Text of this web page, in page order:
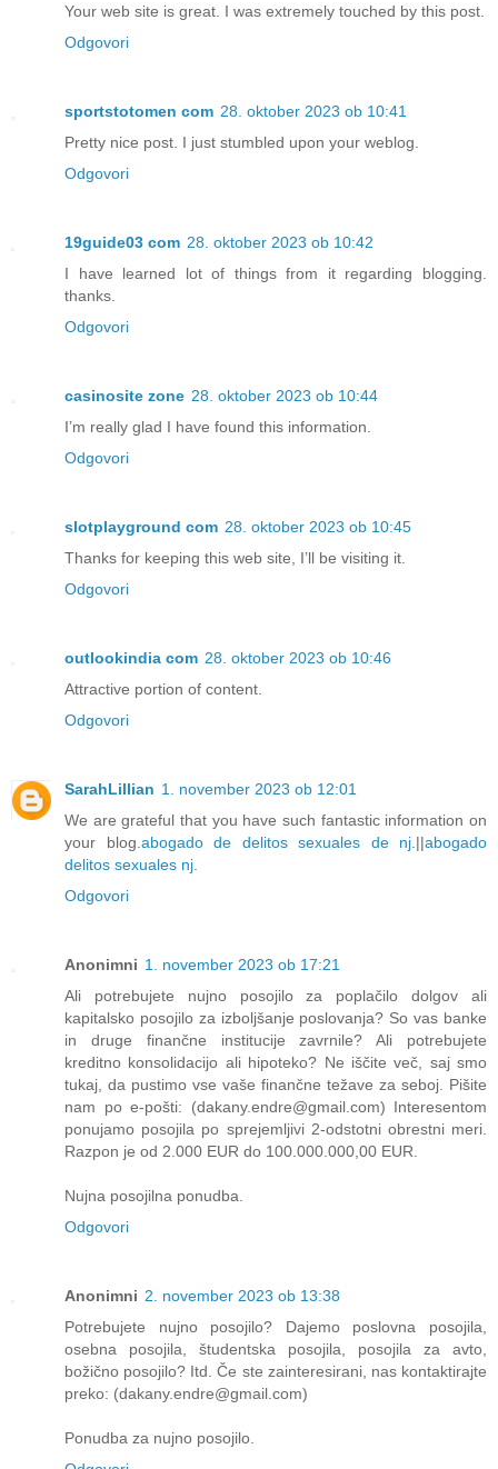
Your web site is great. I was extremely touched by this post.
Odgovori
sportstotomen com 28. oktober 2023 ob 10:41
Pretty nice post. I just stumbled upon your weblog.
Odgovori
19guide03 com 28. oktober 2023 ob 10:42
I have learned lot of things from it regarding blogging.
thanks.
Odgovori
casinosite zone 28. oktober 2023 ob 10:44
I’m really glad I have found this information.
Odgovori
slotplayground com 28. oktober 2023 ob 10:45
Thanks for keeping this web site, I’ll be visiting it.
Odgovori
outlookindia com 28. oktober 2023 ob 10:46
Attractive portion of content.
Odgovori
SarahLillian 1. november 2023 ob 12:01
We are grateful that you have such fantastic information on
your blog. abogado de delitos sexuales de nj .||abogado
delitos sexuales nj
Odgovori
Anonimni 1. november 2023 ob 17:21
Ali potrebujete nujno posojilo za poplačilo dolgov ali
kapitalsko posojilo za izboljšanje poslovanja? So vas banke
in druge finančne institucije zavrnile? Ali potrebujete
kreditno konsolidacijo ali hipoteko? Ne iščite več, saj smo
tukaj, da pustimo vse vaše finančne težave za seboj. Pišite
nam po e-pošti: (dakany.endre@gmail.com) Interesentom
ponujamo posojila po sprejemljivi 2-odstotni obrestni meri.
Razpon je od 2.000 EUR do 100.000.000,00 EUR.
Nujna posojilna ponudba.
Odgovori
Anonimni 2. november 2023 ob 13:38
Potrebujete nujno posojilo? Dajemo poslovna posojila,
osebna posojila, študentska posojila, posojila za avto,
božično posojilo? Itd. Če ste zainteresirani, nas kontaktirajte
preko: (dakany.endre@gmail.com)
Ponudba za nujno posojilo.